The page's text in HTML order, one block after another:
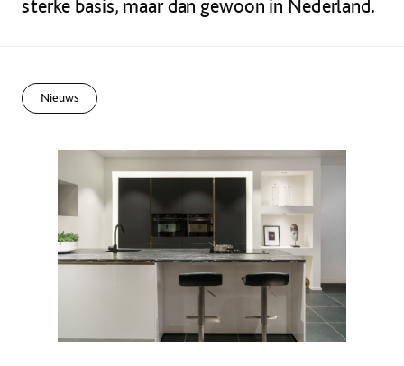
sterke basis, maar dan gewoon in Nederland.
Nieuws